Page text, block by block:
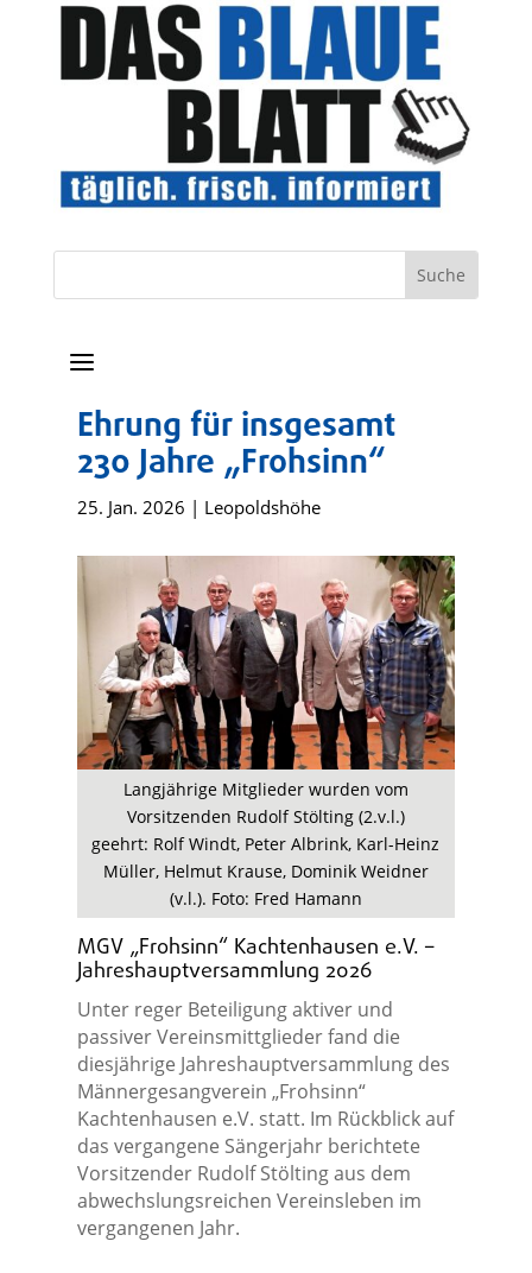
a
Ehrung für insgesamt
230 Jahre „Frohsinn“
25. Jan. 2026 | Leopoldshöhe
Langjährige Mitglieder wurden vom
Vorsitzenden Rudolf Stölting (2.v.l.)
geehrt: Rolf Windt, Peter Albrink, Karl-Heinz
Müller, Helmut Krause, Dominik Weidner
(v.l.). Foto: Fred Hamann
MGV „Frohsinn“ Kachtenhausen e.V. –
Jahreshauptversammlung 2026
Unter reger Beteiligung aktiver und
passiver Vereinsmittglieder fand die
diesjährige Jahreshauptversammlung des
Männergesangverein „Frohsinn“
Kachtenhausen e.V. statt. Im Rückblick auf
das vergangene Sängerjahr berichtete
Vorsitzender Rudolf Stölting aus dem
abwechslungsreichen Vereinsleben im
vergangenen Jahr.